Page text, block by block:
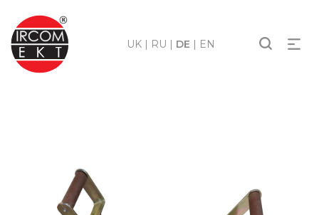
UK | RU | DE | EN